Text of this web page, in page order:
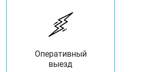
Оперативный
выезд